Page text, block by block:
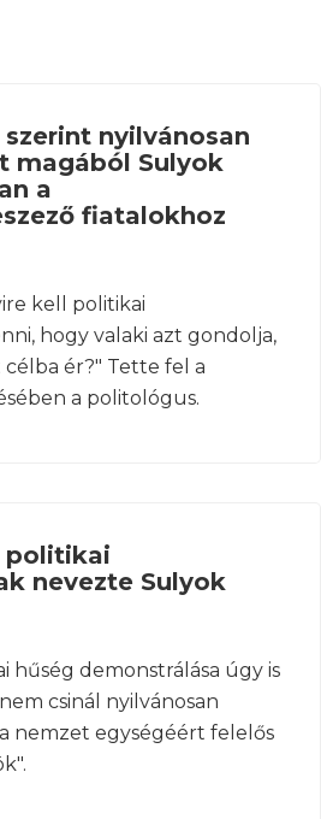
nyilvánosan
magából Sulyok
a
fiatalokhoz
kell politikai
hogy valaki azt gondolja,
ér?" Tette fel a
a politológus.
politikai
nevezte Sulyok
hűség demonstrálása úgy is
csinál nyilvánosan
nemzet egységéért felelős